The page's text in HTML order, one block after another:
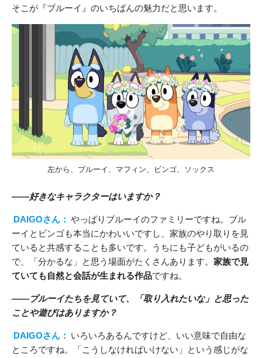
そこが『ブルーイ』のいちばんの魅力だと思います。
左から、ブルーイ、マフィン、ビンゴ、ソックス
――好きなキャラクターはいますか？
DAIGOさん： やっぱりブルーイのファミリーですね。ブル
ーイとビンゴも本当にかわいいですし、家族のやり取りを見
ていると共感することも多いです。うちにも子どもがいるの
で、「分かるな」と思う場面がたくさんあります。 家族で見
ていても自然と会話が生まれる作品ですね。
――ブルーイたちを見ていて、「取り入れたいな」と思った
ことや遊びはありますか？
DAIGOさん： いろいろあるんですけど、いい意味で自由な
ところですね。「こうしなければいけない」という感じがな